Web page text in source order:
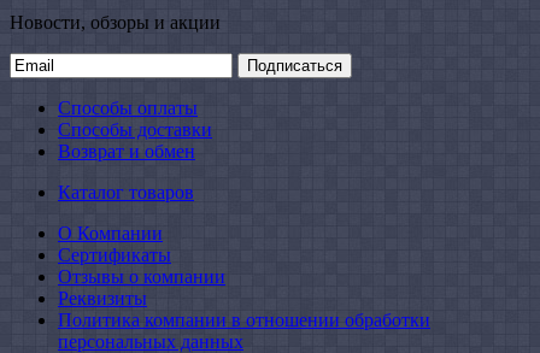
Новости, обзоры и акции
Подписаться
Способы оплаты
Способы доставки
Возврат и обмен
Каталог товаров
О Компании
Сертификаты
Отзывы о компании
Реквизиты
Политика компании в отношении обработки
персональных данных